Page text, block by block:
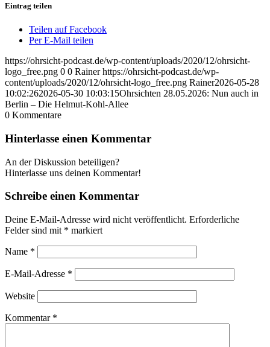
Eintrag teilen
Teilen auf Facebook
Per E-Mail teilen
https://ohrsicht-podcast.de/wp-content/uploads/2020/12/ohrsicht-
logo_free.png 0 0 Rainer https://ohrsicht-podcast.de/wp-
content/uploads/2020/12/ohrsicht-logo_free.png Rainer2026-05-28
10:02:262026-05-30 10:03:15Ohrsichten 28.05.2026: Nun auch in
Berlin – Die Helmut-Kohl-Allee
0 Kommentare
Hinterlasse einen Kommentar
An der Diskussion beteiligen?
Hinterlasse uns deinen Kommentar!
Schreibe einen Kommentar
Deine E-Mail-Adresse wird nicht veröffentlicht. Erforderliche
Felder sind mit * markiert
Name *
E-Mail-Adresse *
Website
Kommentar *